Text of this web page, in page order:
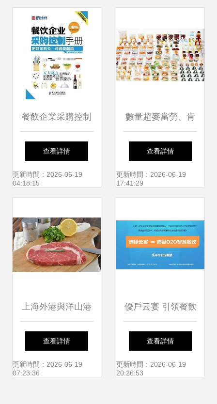
餐飲企業采購控制
手冊 高效管理與成
本優化指南
查看詳情
更新時間：2026-06-19
04:18:15
數量超麥當勞、肯
德基、星巴克 為什
么說7-Eleven不是
的“餐飲集團”？
查看詳情
更新時間：2026-06-19
17:41:29
上海外港與洋山港
進口肉類食品清關
代理全解析
查看詳情
更新時間：2026-06-19
07:23:36
優戶云宴 引領餐飲
O2O一體化的智能
收銀管理系統
查看詳情
更新時間：2026-06-19
20:26:53